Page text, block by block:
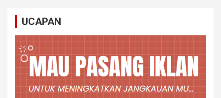
UCAPAN